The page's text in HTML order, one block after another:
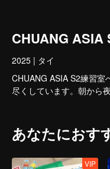
CHUANG
2025 | タイ
CHUANG ASIA S2練習
尽くしています。朝から
あなたにおす
VIP